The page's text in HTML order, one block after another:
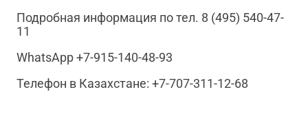
Подробная информация по тел. 8 (495) 540-47-
11
WhatsApp +7-915-140-48-93
Телефон в Казахстане: +7-707-311-12-68